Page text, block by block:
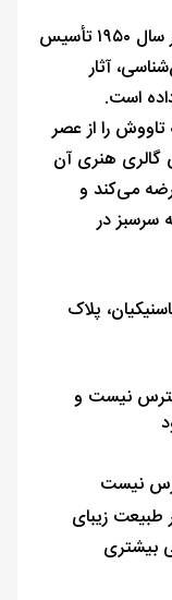
که در سال ۱۹۵۰ تأسیس
آثار
است.
را از عصر
گالری هنری آن
می‌کند و
سرسبز در
پلاک
نیست و
نیست
طبیعت زیبای
بیشتری